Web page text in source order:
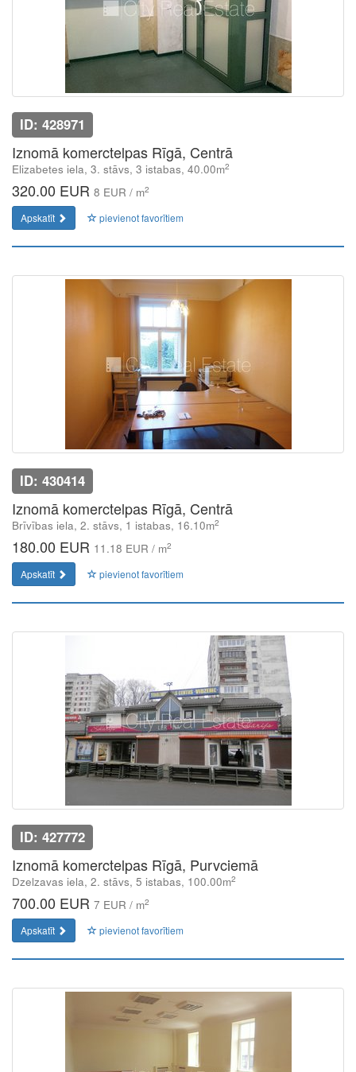
ID: 428971
Iznomā komerctelpas Rīgā, Centrā
Elizabetes iela, 3. stāvs, 3 istabas, 40.00m2
320.00 EUR 8 EUR / m2
Apskatīt pievienot favorītiem
ID: 430414
Iznomā komerctelpas Rīgā, Centrā
Brīvības iela, 2. stāvs, 1 istabas, 16.10m2
180.00 EUR 11.18 EUR / m2
Apskatīt pievienot favorītiem
ID: 427772
Iznomā komerctelpas Rīgā, Purvciemā
Dzelzavas iela, 2. stāvs, 5 istabas, 100.00m2
700.00 EUR 7 EUR / m2
Apskatīt pievienot favorītiem